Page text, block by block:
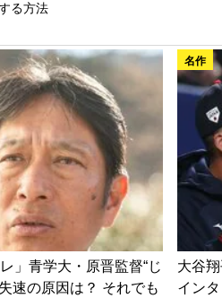
る方法
」青学大・原晋監督“じ
速の原因は？ それでも
名作
大谷
イン